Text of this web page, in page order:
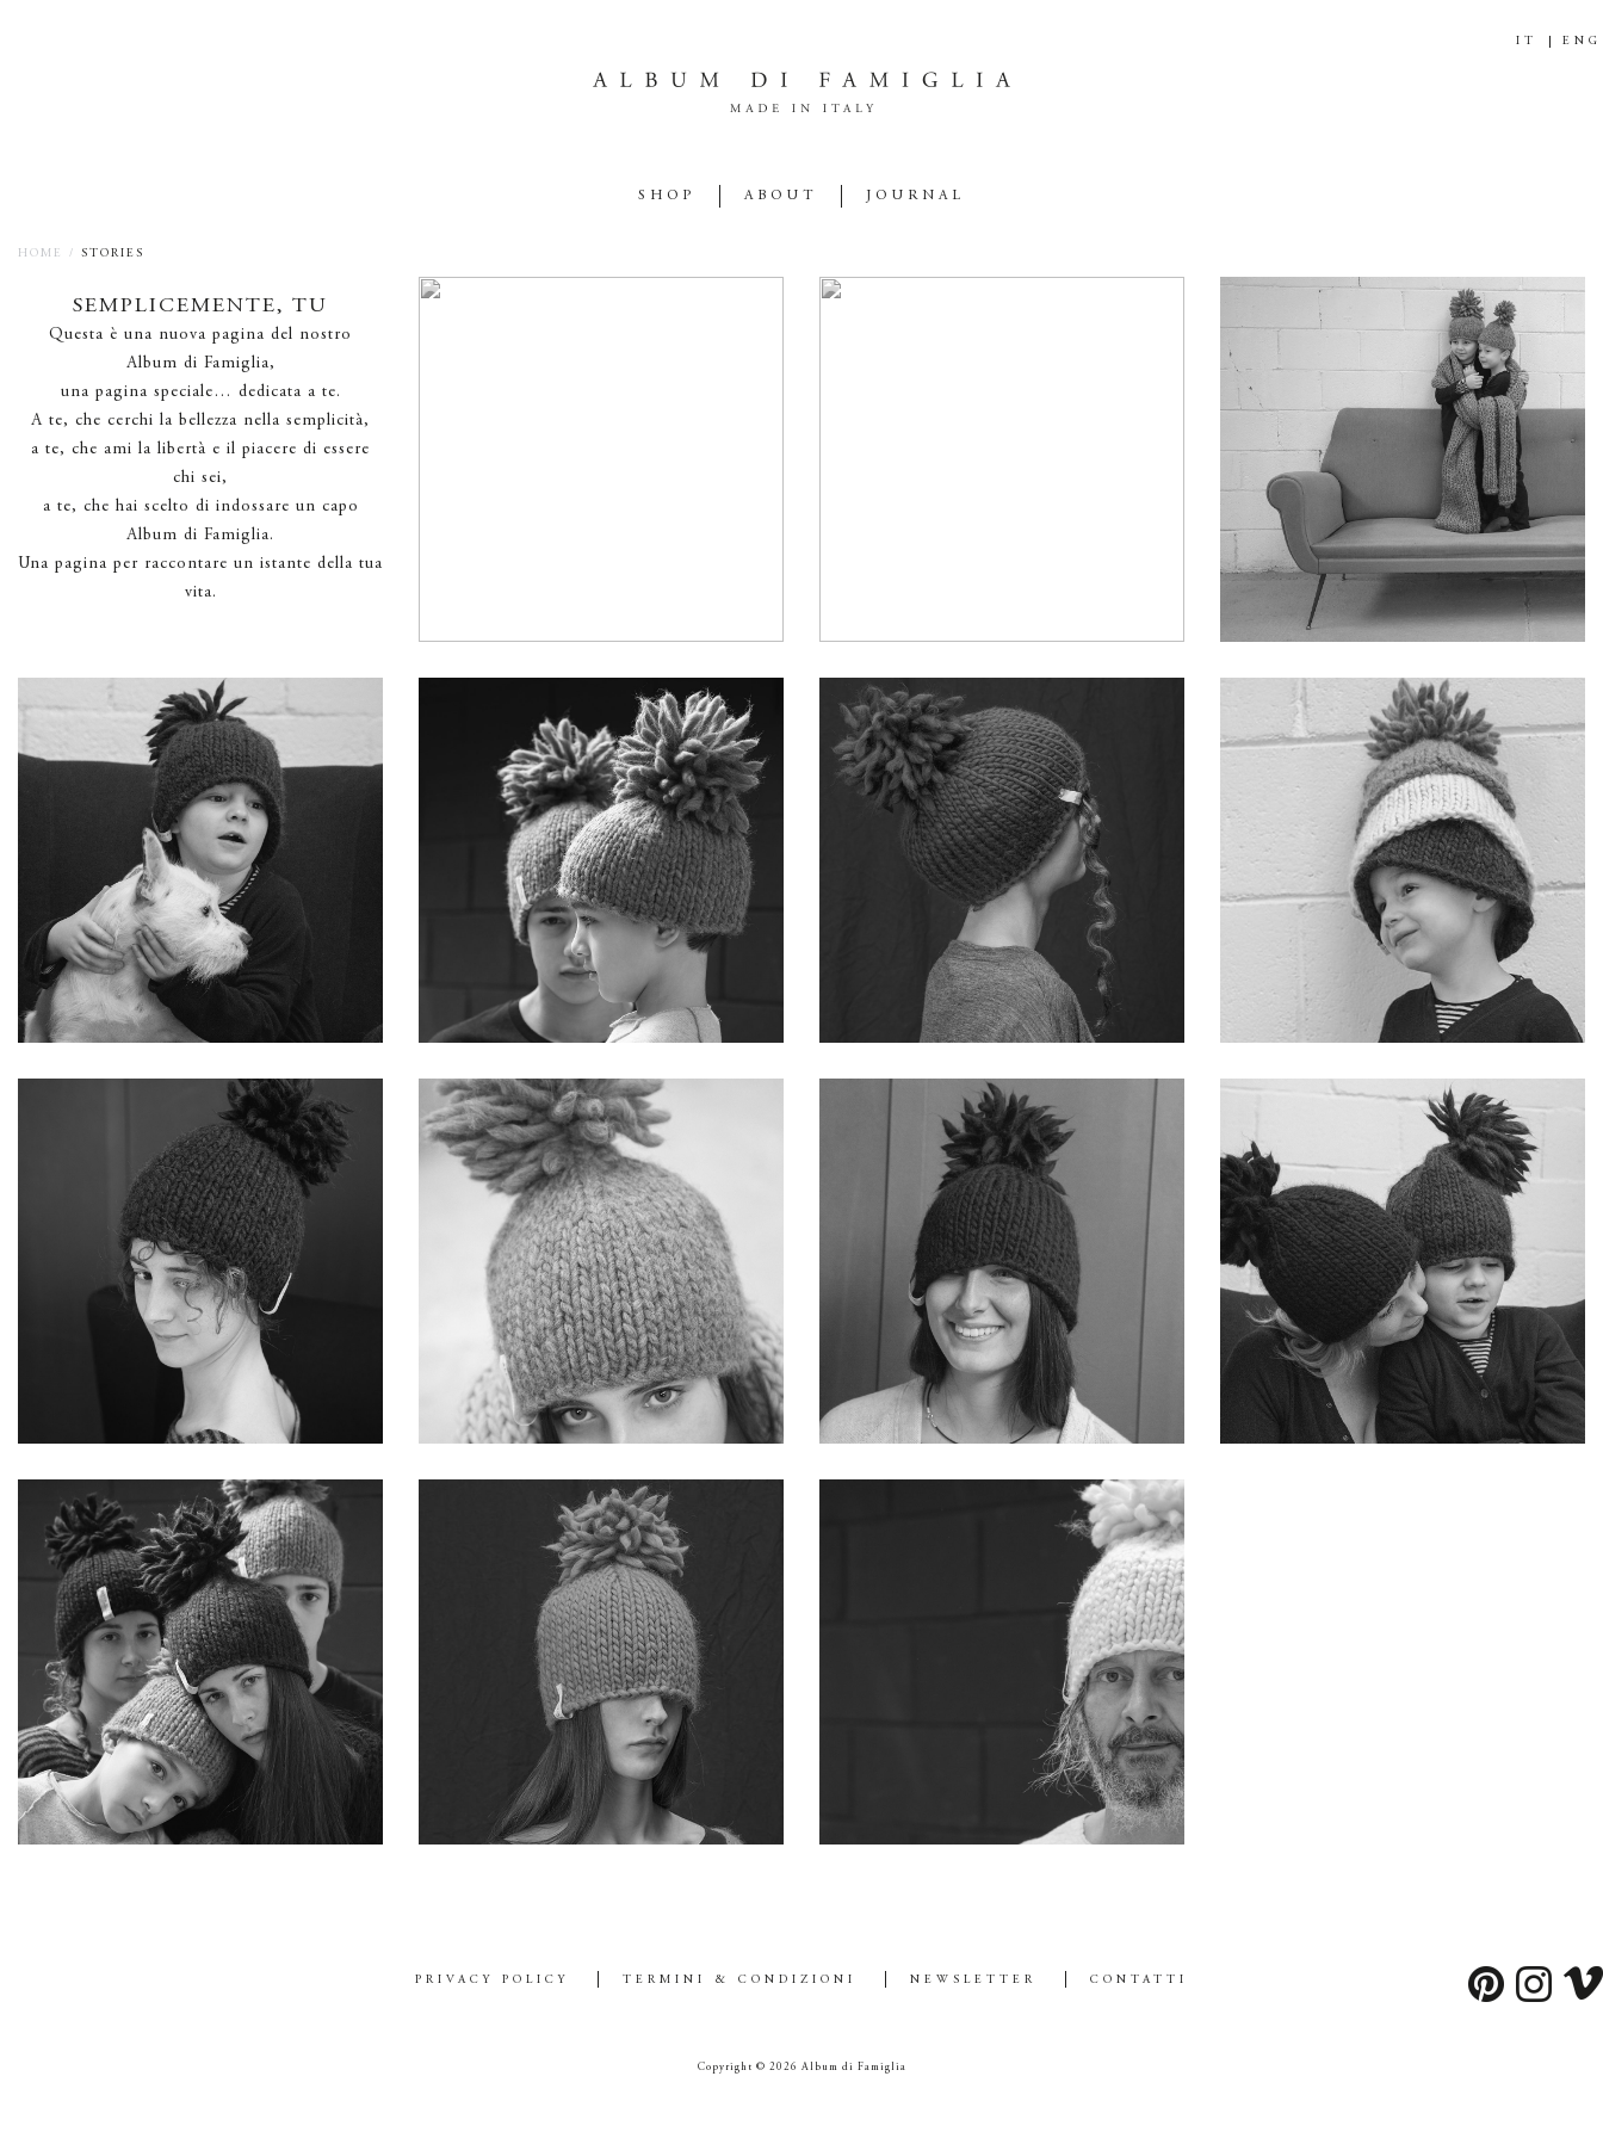
IT ENG
SHOP ABOUT JOURNAL
HOME / STORIES
SEMPLICEMENTE, TU
Questa è una nuova pagina del nostro
Album di Famiglia,
una pagina speciale… dedicata a te.
A te, che cerchi la bellezza nella semplicità,
a te, che ami la libertà e il piacere di essere
chi sei,
a te, che hai scelto di indossare un capo
Album di Famiglia.
Una pagina per raccontare un istante della tua
vita.
GIVE A HUG
MAKE NEW FRIENDS GROW UP TOGETHER LOOK FORWARD BE CRAZY
LOOK BACK BE CURIOUS SMILE READ FAIRY-TALES
STAY CONNECTED KEEP SAFE YOUR DREAMS SMPLY BE YOURSELF
PRIVACY POLICY TERMINI & CONDIZIONI NEWSLETTER CONTATTI
Copyright © 2026 Album di Famiglia